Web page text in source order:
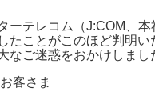
メンテナンス情報
ーテレコム（J:COM、
たことがこのほど判明
なご迷惑をおかけしまし
客さま